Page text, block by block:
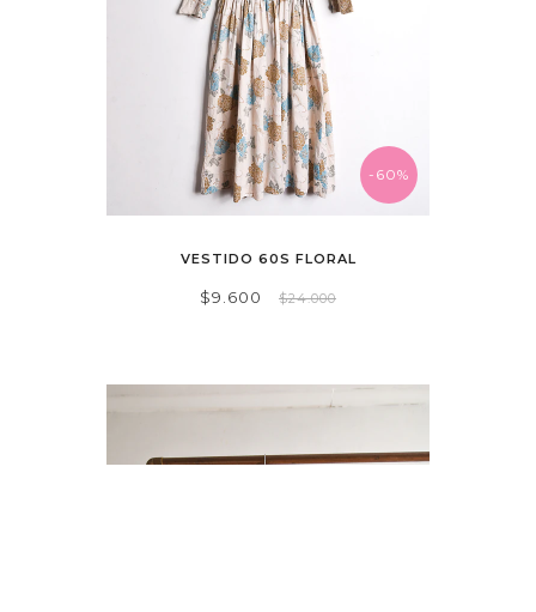
-60%
VESTIDO 60S FLORAL
$9.600 $24.000